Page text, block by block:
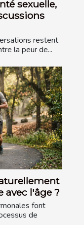
sexuelle,
restent
la peur de...
avec l'âge ?
font
de